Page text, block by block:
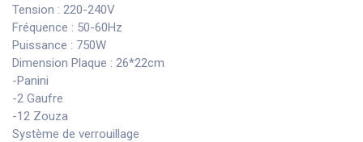
Tension : 220-240V
Fréquence : 50-60Hz
Puissance : 750W
Dimension Plaque : 26*22cm
-Panini
-2 Gaufre
-12 Zouza
Système de verrouillage